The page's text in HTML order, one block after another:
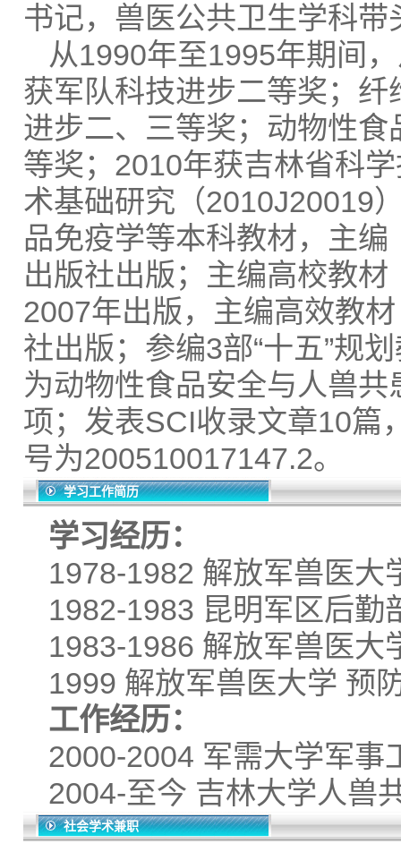
书记，兽医公共卫生学科带
从1990年至1995年期间
获军队科技进步二等奖；
进步二、三等奖；动物性
等奖；2010年获吉林省科
术基础研究（2010J20019
品免疫学等本科教材，主
出版社出版；主编高校教
2007年出版，主编高效教
社出版；参编3部“十五”规
为动物性食品安全与人兽
项；发表SCI收录文章10篇
号为200510017147.2。
学习工作简历
学习经历：
1978-1982 解放军兽医大
1982-1983 昆明军区后勤
1983-1986 解放军兽医大
1999 解放军兽医大学 预
工作经历：
2000-2004 军需大学军事
2004-至今 吉林大学人兽
社会学术兼职